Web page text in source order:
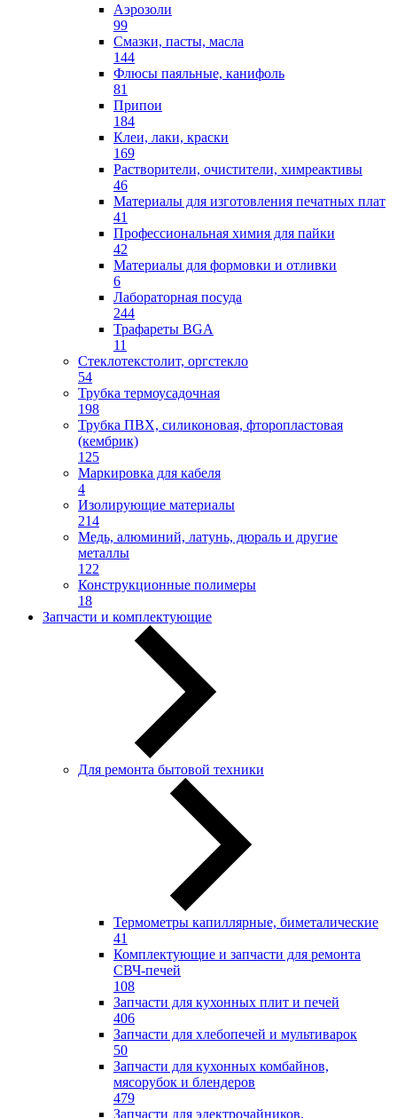
Аэрозоли
99
Смазки, пасты, масла
144
Флюсы паяльные, канифоль
81
Припои
184
Клеи, лаки, краски
169
Растворители, очистители, химреактивы
46
Материалы для изготовления печатных плат
41
Профессиональная химия для пайки
42
Материалы для формовки и отливки
6
Лабораторная посуда
244
Трафареты BGA
11
Стеклотекстолит, оргстекло
54
Трубка термоусадочная
198
Трубка ПВХ, силиконовая, фторопластовая
(кембрик)
125
Маркировка для кабеля
4
Изолирующие материалы
214
Медь, алюминий, латунь, дюраль и другие
металлы
122
Конструкционные полимеры
18
Запчасти и комплектующие
Для ремонта бытовой техники
Термометры капиллярные, биметалические
41
Комплектующие и запчасти для ремонта
СВЧ-печей
108
Запчасти для кухонных плит и печей
406
Запчасти для хлебопечей и мультиварок
50
Запчасти для кухонных комбайнов,
мясорубок и блендеров
479
Запчасти для электрочайников,